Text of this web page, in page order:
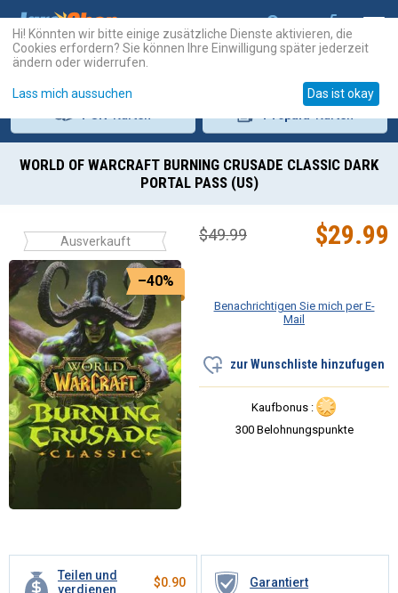
WORLD OF WARCRAFT BURNING CRUSADE CLASSIC DARK
PORTAL PASS (US)
Ausverkauft
–40%
Teilen und
verdienen
$0.90 Garantiert
$29.99
$49.99
Benachrichtigen Sie mich per E-
Mail
zur Wunschliste hinzufugen
Kaufbonus :
300 Belohnungspunkte
Hi! Könnten wir bitte einige zusätzliche Dienste aktivieren, die
Cookies erfordern? Sie können Ihre Einwilligung später jederzeit
ändern oder widerrufen.
Lass mich aussuchen Das ist okay